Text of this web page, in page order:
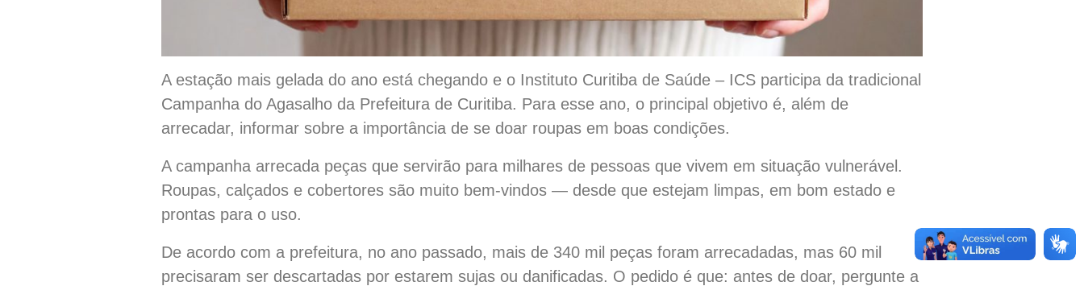
A estação mais gelada do ano está chegando e o Instituto Curitiba de Saúde – ICS participa da tradicional
Campanha do Agasalho da Prefeitura de Curitiba. Para esse ano, o principal objetivo é, além de
arrecadar, informar sobre a importância de se doar roupas em boas condições.
A campanha arrecada peças que servirão para milhares de pessoas que vivem em situação vulnerável.
Roupas, calçados e cobertores são muito bem-vindos — desde que estejam limpas, em bom estado e
prontas para o uso.
De acordo com a prefeitura, no ano passado, mais de 340 mil peças foram arrecadadas, mas 60 mil
precisaram ser descartadas por estarem sujas ou danificadas. O pedido é que: antes de doar, pergunte a